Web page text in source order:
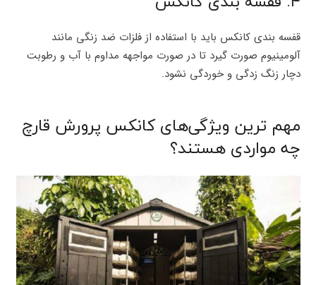
قفسه بندی کانکس باید با استفاده از فلزات ضد زنگی مانند
آلومینیوم صورت گیرد تا در صورت مواجهه مداوم با آب و رطوبت
دچار زنگ زدگی و خوردگی نشود.
مهم ترین ویژگی‌های کانکس پرورش قارچ
چه مواردی هستند؟